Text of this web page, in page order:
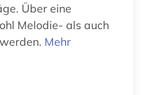
Über eine
Melodie- als auch
Mehr